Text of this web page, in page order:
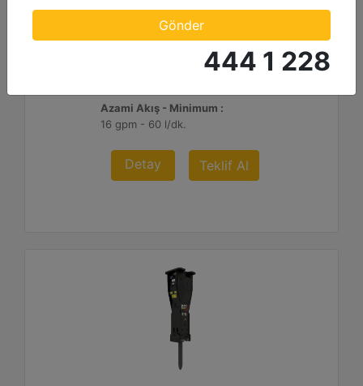
Üfleme/Dakika :
450 - 1000
Minimum Çalışma Ağırlığı :
Azami Akış - Minimum :
16 gpm - 60 l/dk.
Detay Teklif Al
Gönder
444 1 228